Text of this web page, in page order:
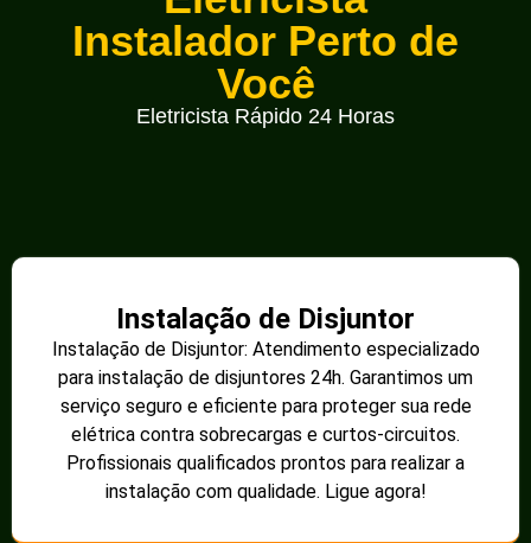
Instalador Perto de
Você
Eletricista Rápido 24 Horas
Instalação de Disjuntor
Instalação de Disjuntor: Atendimento especializado
para instalação de disjuntores 24h. Garantimos um
serviço seguro e eficiente para proteger sua rede
elétrica contra sobrecargas e curtos-circuitos.
Profissionais qualificados prontos para realizar a
instalação com qualidade. Ligue agora!